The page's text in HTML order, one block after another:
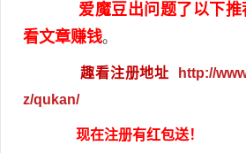
爱魔豆出问题了以下
看文章赚钱。
趣看注册地址
http://
z/qukan/
现在注册有红包送！